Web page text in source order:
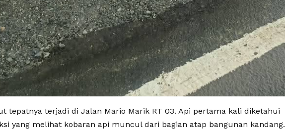
tepatnya terjadi di Jalan Mario Marik RT 03. Api pertama kali diketahui
yang melihat kobaran api muncul dari bagian atap bangunan kandang.